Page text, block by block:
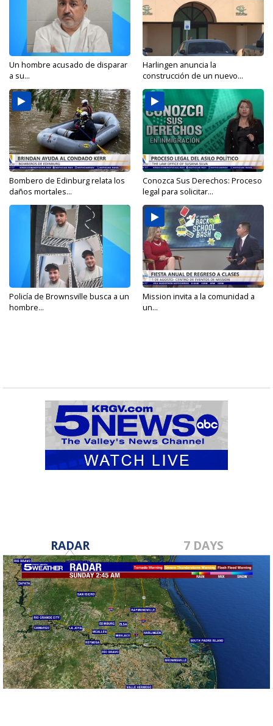
Un hombre acusado de disparar
a su...
Harlingen anuncia la
construcción de un nuevo...
Bombero de Edinburg relata los
daños mortales...
Conozca Sus Derechos: Proceso
legal para solicitar...
Policía de Brownsville busca a un
hombre...
Mission invita a la comunidad a
un...
RADAR 7 DAYS